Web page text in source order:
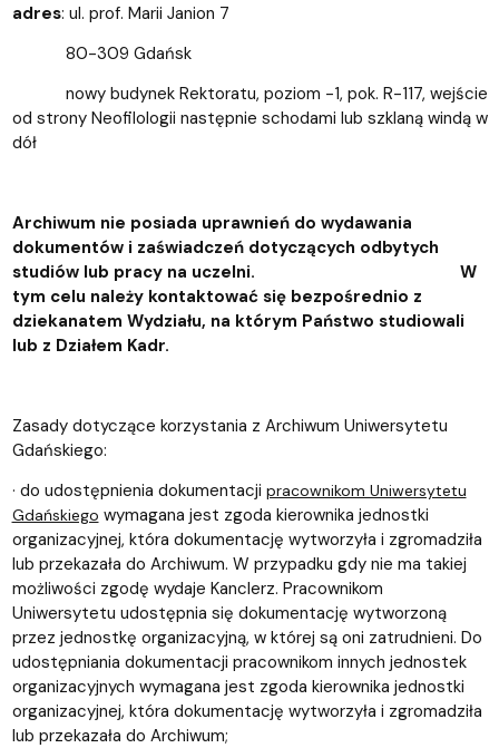
adres: ul. prof. Marii Janion 7
80-309 Gdańsk
nowy budynek Rektoratu, poziom -1, pok. R-117, wejście
od strony Neofilologii następnie schodami lub szklaną windą w
dół
Archiwum nie posiada uprawnień do wydawania
dokumentów i zaświadczeń dotyczących odbytych
studiów lub pracy na uczelni. W
tym celu należy kontaktować się bezpośrednio z
dziekanatem Wydziału, na którym Państwo studiowali
lub z Działem Kadr.
Zasady dotyczące korzystania z Archiwum Uniwersytetu
Gdańskiego:
· do udostępnienia dokumentacji pracownikom Uniwersytetu
Gdańskiego wymagana jest zgoda kierownika jednostki
organizacyjnej, która dokumentację wytworzyła i zgromadziła
lub przekazała do Archiwum. W przypadku gdy nie ma takiej
możliwości zgodę wydaje Kanclerz. Pracownikom
Uniwersytetu udostępnia się dokumentację wytworzoną
przez jednostkę organizacyjną, w której są oni zatrudnieni. Do
udostępniania dokumentacji pracownikom innych jednostek
organizacyjnych wymagana jest zgoda kierownika jednostki
organizacyjnej, która dokumentację wytworzyła i zgromadziła
lub przekazała do Archiwum;